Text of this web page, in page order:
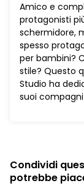
Amico e
protagonisti
schermidore,
spesso
per bambini?
stile? Questo
Studio ha
suoi
Condividi
potrebbe